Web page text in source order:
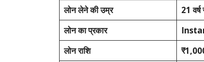
लोन लेने की उम्र
21
लोन का प्रकार
लोन राशि